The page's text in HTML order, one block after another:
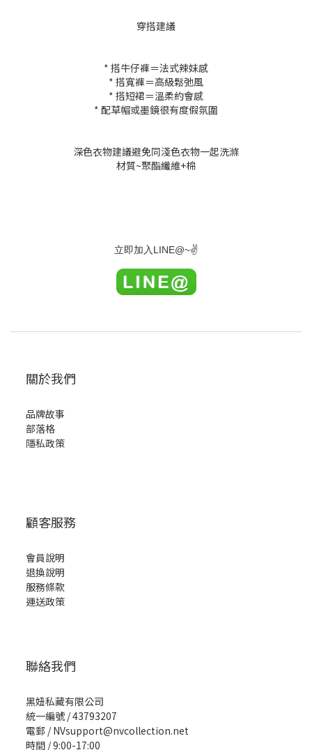
穿搭建議
* 搭牛仔褲＝法式辣妹感
* 搭寬褲＝高級鬆弛風
* 搭短裙＝溫柔約會感
* 配草帽或墨鏡很有度假氛圍
深色衣物建議避免同淺色衣物一起洗滌
材質~聚酯纖維+棉
立即加入 LINE@~✌
關於我們
品牌故事
部落格
隱私政策
顧客服務
會員說明
退換說明
服務條款
運送政策
聯絡我們
黑妞私藏有限公司
統一編號 / 43793207
電郵 / NVsupport@nvcollection.net
時間 / 9:00-17:00